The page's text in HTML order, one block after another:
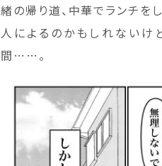
緒の帰り道、中華でランチを
人によるのかもしれない
間……。